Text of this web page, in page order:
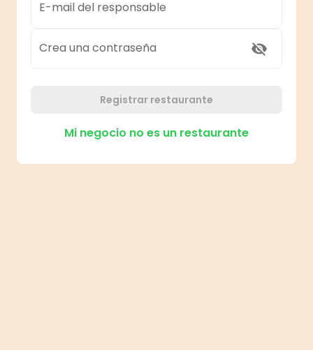
E-mail del responsable
Crea una contraseña
Registrar restaurante
Mi negocio no es un restaurante